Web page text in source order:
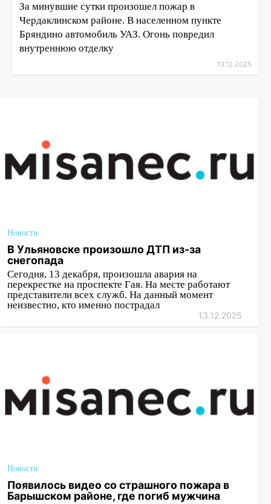
За минувшие сутки произошел пожар в
Чердаклинском районе. В населенном пункте
Бряндино автомобиль УАЗ. Огонь повредил
внутреннюю отделку
13.12.2025
Новости
В Ульяновске произошло ДТП из-за
снегопада
Сегодня, 13 декабря, произошла авария на
перекрестке на проспекте Гая. На месте работают
представители всех служб. На данный момент
неизвестно, кто именно пострадал
13.12.2025
Новости
Появилось видео со страшного пожара в
Барышском районе, где погиб мужчина